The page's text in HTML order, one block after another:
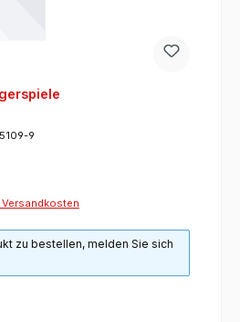
9
Versandkosten
zu bestellen, melden Sie sich